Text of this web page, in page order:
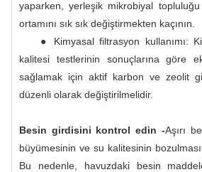
yaparken, yerleşik mikrobiyal
ortamını sık sık değiştirmekten kaçının.
● Kimyasal filtrasyon kullanımı:
kalitesi testlerinin sonuçlarına göre
sağlamak için aktif karbon ve zeolit
düzenli olarak değiştirilmelidir.
Besin girdisini kontrol edin -Aşırı
büyümesinin ve su kalitesinin
Bu nedenle, havuzdaki besin